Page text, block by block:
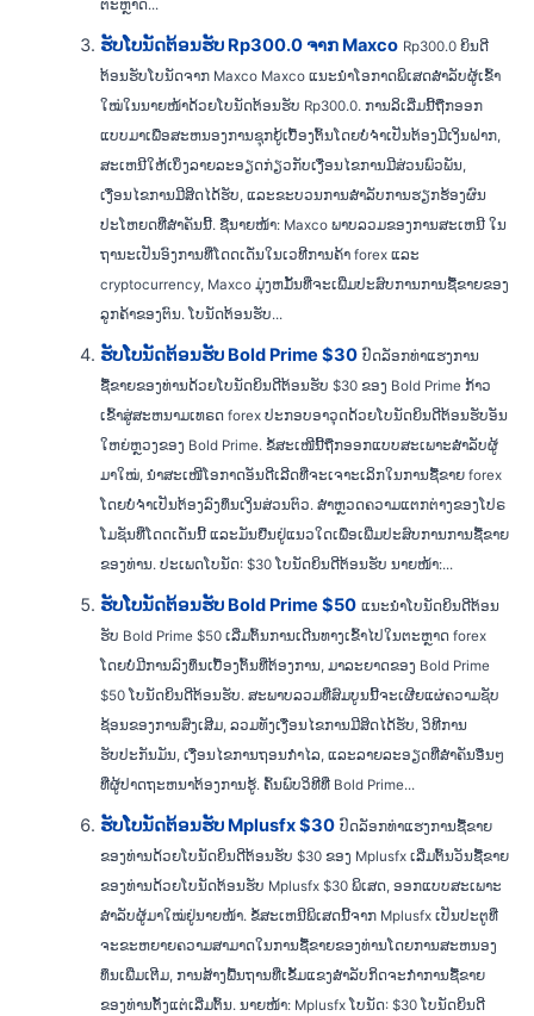
ຕະຫຼາດ...
ຮັບໂບນັດຕ້ອນຮັບ Rp300.0 ຈາກ Maxco Rp300.0 ຍິນດີ
ຕ້ອນຮັບໂບນັດຈາກ Maxco Maxco ແນະນຳໂອກາດພິເສດສຳລັບຜູ້ເຂົ້າ
ໃໝ່ໃນນາຍໜ້າດ້ວຍໂບນັດຕ້ອນຮັບ Rp300.0. ການລິເລີ່ມນີ້ຖືກອອກ
ແບບມາເພື່ອສະຫນອງການຊຸກຍູ້ເບື້ອງຕົ້ນໂດຍບໍ່ຈໍາເປັນຕ້ອງມີເງິນຝາກ,
ສະເຫນີໃຫ້ເບິ່ງລາຍລະອຽດກ່ຽວກັບເງື່ອນໄຂການມີສ່ວນພົວພັນ,
ເງື່ອນໄຂການມີສິດໄດ້ຮັບ, ແລະຂະບວນການສໍາລັບການຮຽກຮ້ອງຜົນ
ປະໂຫຍດທີ່ສໍາຄັນນີ້. ຊື່ນາຍໜ້າ: Maxco ພາບລວມຂອງການສະເຫນີ ໃນ
ຖານະເປັນອົງການທີ່ໂດດເດັ່ນໃນເວທີການຄ້າ forex ແລະ
cryptocurrency, Maxco ມຸ່ງຫມັ້ນທີ່ຈະເພີ່ມປະສົບການການຊື້ຂາຍຂອງ
ລູກຄ້າຂອງຕົນ. ໂບນັດຕ້ອນຮັບ...
ຮັບໂບນັດຕ້ອນຮັບ Bold Prime $30 ປົດລັອກທ່າແຮງການ
ຊື້ຂາຍຂອງທ່ານດ້ວຍໂບນັດຍິນດີຕ້ອນຮັບ $30 ຂອງ Bold Prime ກ້າວ
ເຂົ້າສູ່ສະຫນາມເທຣດ forex ປະກອບອາວຸດດ້ວຍໂບນັດຍິນດີຕ້ອນຮັບອັນ
ໃຫຍ່ຫຼວງຂອງ Bold Prime. ຂໍ້ສະເໜີນີ້ຖືກອອກແບບສະເພາະສຳລັບຜູ້
ມາໃໝ່, ນຳສະເໜີໂອກາດອັນດີເລີດທີ່ຈະເຈາະເລິກໃນການຊື້ຂາຍ forex
ໂດຍບໍ່ຈຳເປັນຕ້ອງລົງທຶນເງິນສ່ວນຕົວ. ສຳຫຼວດຄວາມແຕກຕ່າງຂອງໂປຣ
ໂມຊັນທີ່ໂດດເດັ່ນນີ້ ແລະມັນຢືນຢູ່ແນວໃດເພື່ອເພີ່ມປະສົບການການຊື້ຂາຍ
ຂອງທ່ານ. ປະເພດໂບນັດ: $30 ໂບນັດຍິນດີຕ້ອນຮັບ ນາຍໜ້າ:...
ຮັບໂບນັດຕ້ອນຮັບ Bold Prime $50 ແນະນຳໂບນັດຍິນດີຕ້ອນ
ຮັບ Bold Prime $50 ເລີ່ມຕົ້ນການເດີນທາງເຂົ້າໄປໃນຕະຫຼາດ forex
ໂດຍບໍ່ມີການລົງທຶນເບື້ອງຕົ້ນທີ່ຕ້ອງການ, ມາລະຍາດຂອງ Bold Prime
$50 ໂບນັດຍິນດີຕ້ອນຮັບ. ສະພາບລວມທີ່ສົມບູນນີ້ຈະເຜີຍແຜ່ຄວາມຊັບ
ຊ້ອນຂອງການສົ່ງເສີມ, ລວມທັງເງື່ອນໄຂການມີສິດໄດ້ຮັບ, ວິທີການ
ຮັບປະກັນມັນ, ເງື່ອນໄຂການຖອນກໍາໄລ, ແລະລາຍລະອຽດທີ່ສໍາຄັນອື່ນໆ
ທີ່ຜູ້ປາດຖະຫນາຕ້ອງການຮູ້. ຄົ້ນພົບວິທີທີ່ Bold Prime...
ຮັບໂບນັດຕ້ອນຮັບ Mplusfx $30 ປົດລັອກທ່າແຮງການຊື້ຂາຍ
ຂອງທ່ານດ້ວຍໂບນັດຍິນດີຕ້ອນຮັບ $30 ຂອງ Mplusfx ເລີ່ມຕົ້ນວັນຊື້ຂາຍ
ຂອງທ່ານດ້ວຍໂບນັດຕ້ອນຮັບ Mplusfx $30 ພິເສດ, ອອກແບບສະເພາະ
ສຳລັບຜູ້ມາໃໝ່ຢູ່ນາຍໜ້າ. ຂໍ້ສະເຫນີພິເສດນີ້ຈາກ Mplusfx ເປັນປະຕູທີ່
ຈະຂະຫຍາຍຄວາມສາມາດໃນການຊື້ຂາຍຂອງທ່ານໂດຍການສະຫນອງ
ທຶນເພີ່ມເຕີມ, ການສ້າງພື້ນຖານທີ່ເຂັ້ມແຂງສໍາລັບກິດຈະກໍາການຊື້ຂາຍ
ຂອງທ່ານຕັ້ງແຕ່ເລີ່ມຕົ້ນ. ນາຍໜ້າ: Mplusfx ໂບນັດ: $30 ໂບນັດຍິນດີ